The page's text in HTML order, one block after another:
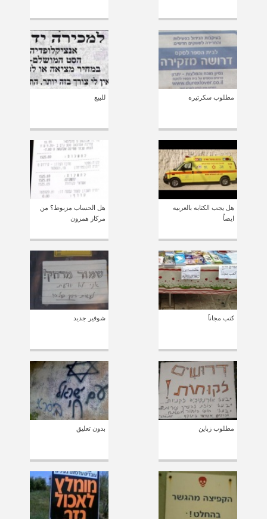
مطلوب سكرتيره للبيع
هل يجب الكتابه بالعربيه
ايضاُ
هل الحساب مزبوط؟ من
مركاز همزون
كتب مجاناً شوفير جديد
مطلوب زباين بدون تعليق